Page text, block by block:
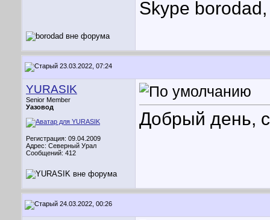
Skype
23.03.2022, 07:24
YURASIK
Senior Member
Уазовод
Регистрация: 09.04.2009
Адрес: Северный Урал
Сообщений: 412
Добрый день,
24.03.2022, 00:26